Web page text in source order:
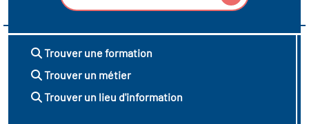
Trouver une formation
Trouver un métier
Trouver un lieu d'information